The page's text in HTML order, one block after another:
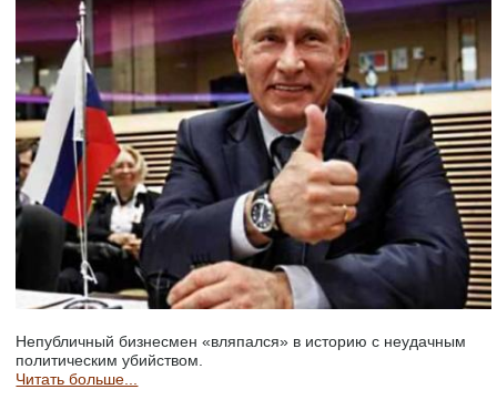
Непубличный бизнесмен «вляпался» в историю с неудачным
политическим убийством.
Читать больше...